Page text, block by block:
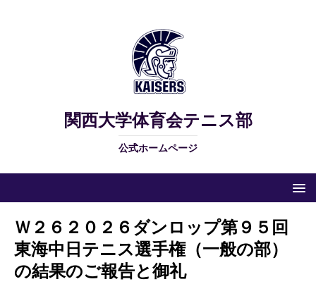
関西大学体育会テニス部
公式ホームページ
Ｗ２６２０２６ダンロップ第９５回
東海中日テニス選手権（一般の部）
の結果のご報告と御礼